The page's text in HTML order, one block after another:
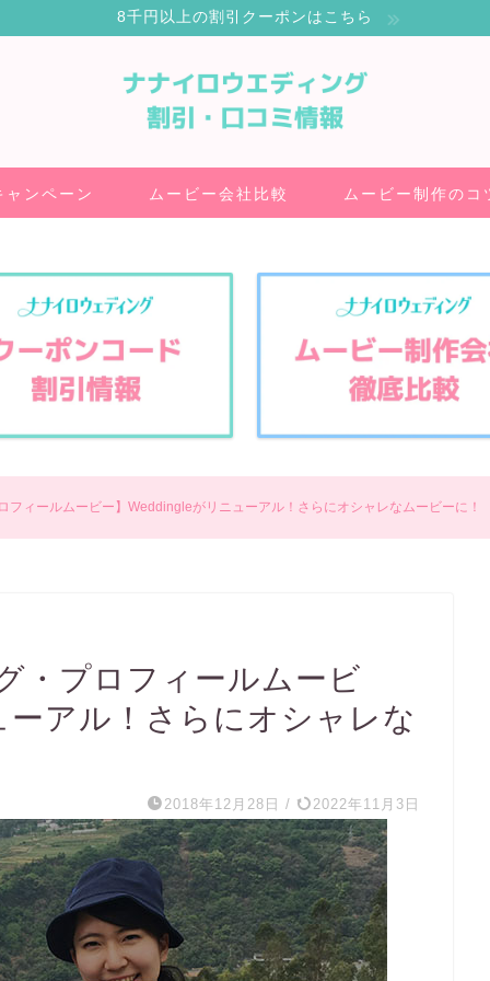
8千円以上の割引クーポンはこちら
ャンペーン ムービー会社比較 ムービー制作のコ
フィールムービー】Weddingleがリニューアル！さらにオシャレなムービーに！
・プロフィールムービ
アル！さらにオシャレな
2018年12月28日 / 2022年11月3日